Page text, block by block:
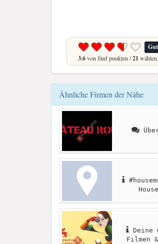
Gut
3.6von fünf punkten /21 wählen.
Ähnliche Firmen der Nähe
Deine
Filmen